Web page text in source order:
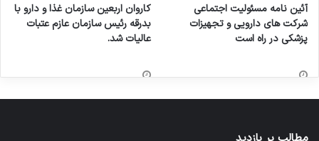
آئین نامه مسئولیت اجتماعی
شرکت های دارویی و تجهیزات
پزشکی در راه است
کاروان اربعین سازمان غذا و دارو با
بدرقه رئیس سازمان عازم عتبات
عالیات شد.